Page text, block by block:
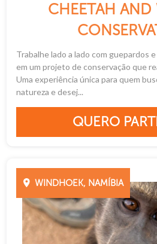
CHEETAH AND
Trabalhe lado a lado com guepardos
em um projeto de conservação que
Uma experiência única para quem
natureza e desej...
QUERO
WINDHOEK, NAMÍBIA